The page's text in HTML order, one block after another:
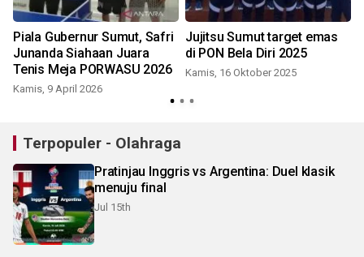
Piala Gubernur Sumut, Safri
Junanda Siahaan Juara
Tenis Meja PORWASU 2026
Kamis, 9 April 2026
Jujitsu Sumut target emas
di PON Bela Diri 2025
Kamis, 16 Oktober 2025
Terpopuler - Olahraga
Pratinjau Inggris vs Argentina: Duel klasik
menuju final
Jul 15th